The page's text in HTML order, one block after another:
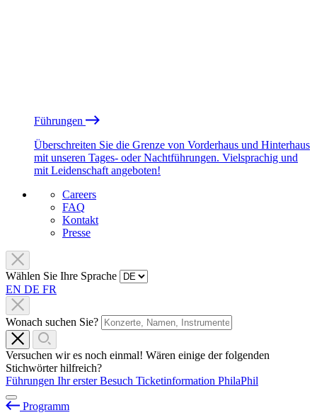
Führungen
Überschreiten Sie die Grenze von Vorderhaus und Hinterhaus
mit unseren Tages- oder Nachtführungen. Vielsprachig und
mit Leidenschaft angeboten!
Careers
FAQ
Kontakt
Presse
Wählen Sie Ihre Sprache
EN DE FR
Wonach suchen Sie?
Versuchen wir es noch einmal! Wären einige der folgenden
Stichwörter hilfreich?
Führungen Ihr erster Besuch Ticketinformation PhilaPhil
Programm